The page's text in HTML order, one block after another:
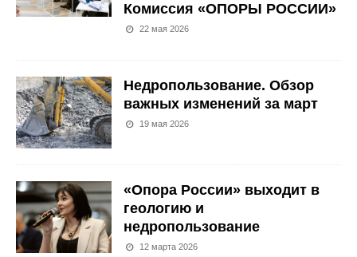
Комиссия «ОПОРЫ РОССИИ»
22 мая 2026
Недропользование. Обзор
важных изменений за март
19 мая 2026
«Опора России» выходит в
геологию и
недропользование
12 марта 2026